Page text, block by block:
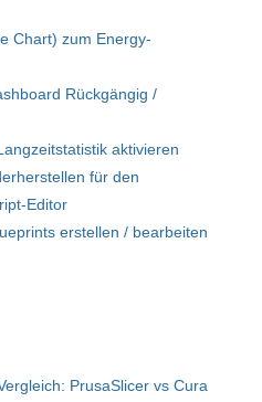
Chart) zum Energy-
Rückgängig /
aktivieren
für den
Editor
erstellen / bearbeiten
PrusaSlicer vs Cura